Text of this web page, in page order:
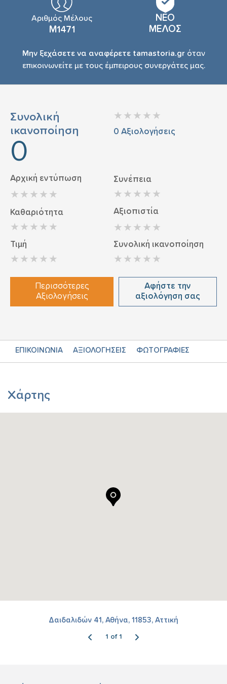
Αριθμός Μέλους
Μ1471
ΝΕΟ
ΜΕΛΟΣ
Μην ξεχάσετε να αναφέρετε tamastoria.gr όταν
επικοινωνείτε με τους έμπειρους συνεργάτες μας.
Συνολική
ικανοποίηση
0
0 Αξιολογήσεις
Αρχική εντύπωση Συνέπεια
Καθαριότητα Αξιοπιστία
Τιμή Συνολική ικανοποίηση
Περισσότερες
Αξιολογήσεις
Αφήστε την
αξιολόγηση σας
ΕΠΙΚΟΙΝΩΝΙΑ ΑΞΙΟΛΟΓΗΣΕΙΣ ΦΩΤΟΓΡΑΦΙΕΣ
Χάρτης
Δαιδαλιδών 41, Αθήνα, 11853, Αττική
1 of 1